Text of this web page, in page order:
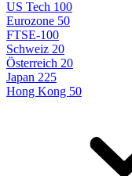
US Tech 100
Eurozone 50
FTSE-100
Schweiz 20
Österreich 20
Japan 225
Hong Kong 50